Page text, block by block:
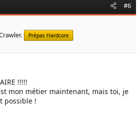
#6
Prépas Hardcore
!!!!!
mon métier maintenant, mais toi, je
possible !